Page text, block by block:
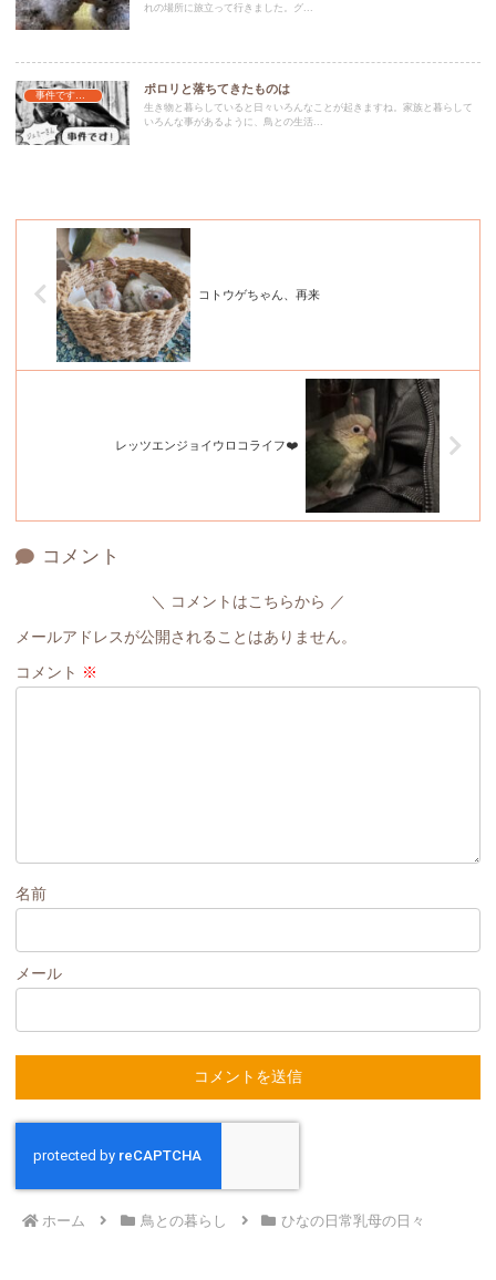
れの場所に旅立って行きました。グ...
ポロリと落ちてきたものは
生き物と暮らしていると日々いろんなことが起きますね。家族と暮らして
いろんな事があるように、鳥との生活...
コトウゲちゃん、再来
レッツエンジョイウロコライフ❤️
コメント
コメントはこちらから
メールアドレスが公開されることはありません。
コメント ※
名前
メール
ホーム 鳥との暮らし ひなの日常乳母の日々